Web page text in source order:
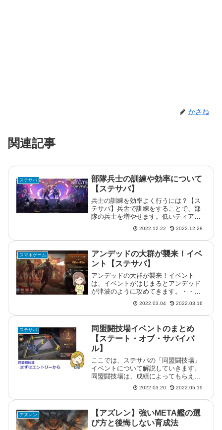
かさね
関連記事
ステサバ
部隊兵士の訓練や効率について
【ステサバ】
兵士の訓練を効率よく行うには？【ス
テサバ】兵舎で訓練をすることで、部
隊の兵士を増やせます。低いティアの
兵士も訓練して増やすことができます
が、基本的には一番上の兵士を増やし
ていけばOKです。訓練時間と訓練でき
る人数について兵舎で効率的に部隊
人...
2022.12.22 2022.12.28
スマホゲーム
アンデッドの大群が襲来！イベ
ント【ステサバ】
アンデッドの大群が襲来！イベント
は、イベントがはじまるとアンデッド
が津波のように攻めてきます。・・そ
のまんまですね。アンデッドの大群が
襲来！とは？ イベントの内容アンデ
ッドからを基地を防衛するイベントで
す。別の地域の友人のところでは発生
して...
2022.03.04 2022.03.16
ステサバ
同盟闘技場イベントのまとめ
【ステート・オブ・サバイバ
ル】
ここでは、ステサバの「同盟闘技場」
イベントについて解説していきます。
同盟闘技場は、成績によってもらえる
闘技場コインでヒーロー装備のパーツ
などを手に入れることができます。参
加登録するだけでも意味は大きいの
で、忘れずに参加したいです。同盟闘
技場...
2022.03.20 2022.05.19
アズレン
【アズレン】強いMETA艦の選
び方と後悔しない育成法